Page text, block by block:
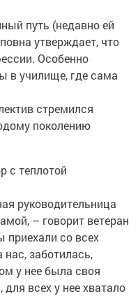
путь (недавно ей
утверждает, что
Особенно
в училище, где сама
стремился
поколению
с теплотой
руководительница
– говорит ветеран
со всех
нас, заботилась,
у нее была своя
всех у нее хватало